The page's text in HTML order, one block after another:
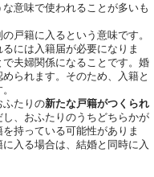
意味で使われることが多いも
戸籍に入るという意味です。
には入籍届が必要になりま
夫婦関係になることです。婚
られます。そのため、入籍と
ふたりの新たな戸籍がつくられ
、おふたりのうちどちらかが
持っている可能性がありま
入る場合は、結婚と同時に入